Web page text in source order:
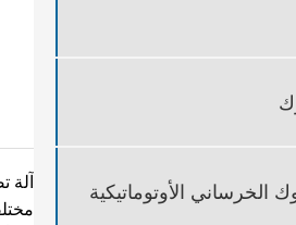
الخرساني الأوتوماتيكية
آلة